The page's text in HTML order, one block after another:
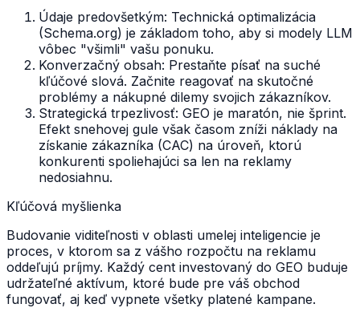
Údaje predovšetkým: Technická optimalizácia
(Schema.org) je základom toho, aby si modely LLM
vôbec "všimli" vašu ponuku.
Konverzačný obsah: Prestaňte písať na suché
kľúčové slová. Začnite reagovať na skutočné
problémy a nákupné dilemy svojich zákazníkov.
Strategická trpezlivosť: GEO je maratón, nie šprint.
Efekt snehovej gule však časom zníži náklady na
získanie zákazníka (CAC) na úroveň, ktorú
konkurenti spoliehajúci sa len na reklamy
nedosiahnu.
Kľúčová myšlienka
Budovanie viditeľnosti v oblasti umelej inteligencie je
proces, v ktorom sa z vášho rozpočtu na reklamu
oddeľujú príjmy. Každý cent investovaný do GEO buduje
udržateľné aktívum, ktoré bude pre váš obchod
fungovať, aj keď vypnete všetky platené kampane.